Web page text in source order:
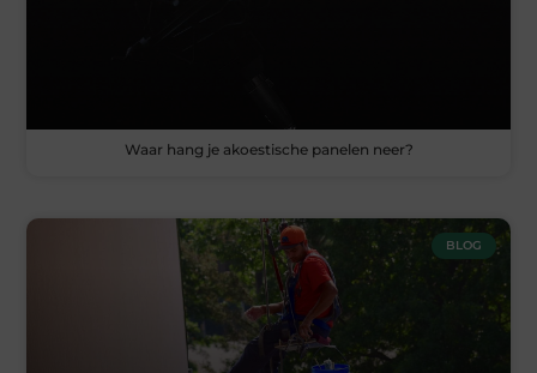
Waar hang je akoestische panelen neer?
BLOG